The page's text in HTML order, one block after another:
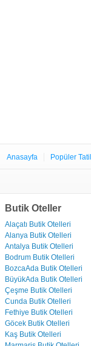
Anasayfa Popüler
Butik Oteller
Alaçatı Butik Otelleri
Alanya Butik Otelleri
Antalya Butik Otelleri
Bodrum Butik Otelleri
BozcaAda Butik Otelleri
BüyükAda Butik Otelleri
Çeşme Butik Otelleri
Cunda Butik Otelleri
Fethiye Butik Otelleri
Göcek Butik Otelleri
Kaş Butik Otelleri